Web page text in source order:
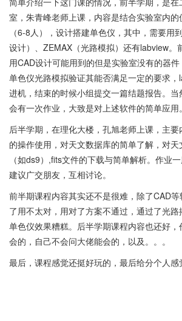
室，朱青峰老师上课，内容是结合实验室内的
（6-8人），设计搭建单色仪，其中，需要用
设计）、ZEMAX（光路模拟）还有labview。
用CAD设计可能用到的但是实验室没有的器
单色仪光路模拟验证其能否满足一定的要求
进机，结束的时候小组提交一篇结题报告。
会有一次作业，大致是对上述软件的简单应用。
后半学期，在理化大楼，孔旭老师上课，主
的操作使用，对天文数据库的简单了解，对
（如ds9）,fits文件的下载与简单解析。作业
建议广交朋友，互相讨论。
前半期课程内容其实还不是很难，除了CAD
了用不太对，用对了方案不通过，通过了光
单色仪效果糟糕。后半学期课程内容也还好
会的，自己不会问大佬能会的，以及。。。
最后，课程感觉还挺好玩的，最后给分个人感